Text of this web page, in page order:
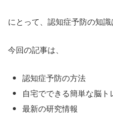
にとって、認知症予防の知識
今回の記事は、
認知症予防の方法
自宅でできる簡単な脳ト
最新の研究情報